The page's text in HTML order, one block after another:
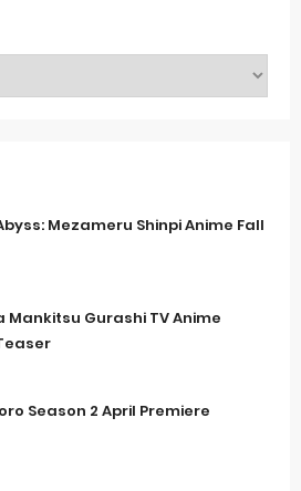
Mezameru Shinpi Anime Fall
Mankitsu Gurashi TV Anime
Season 2 April Premiere